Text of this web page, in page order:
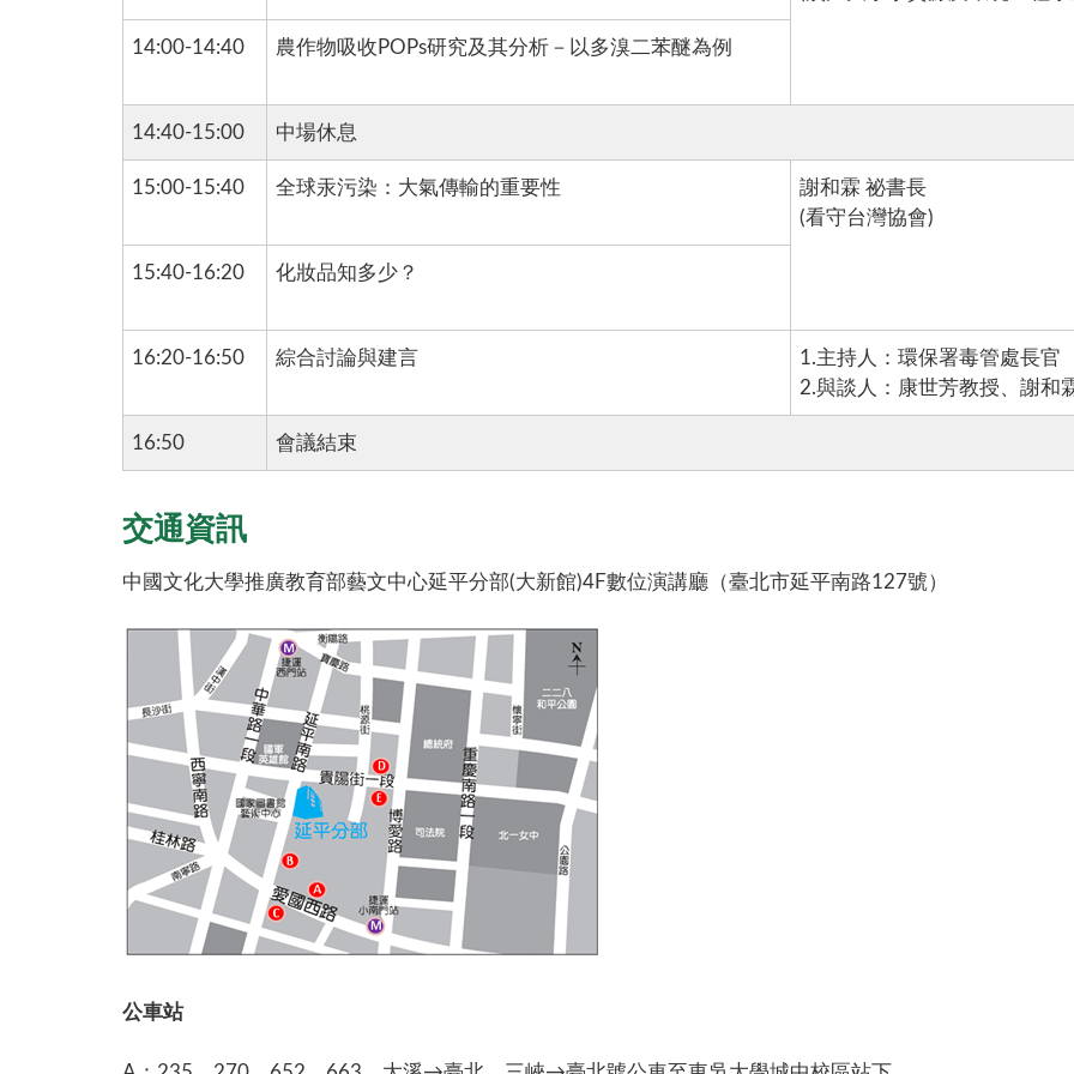
14:00-14:40 農作物吸收POPs研究及其分析－以多溴二苯醚為例
14:40-15:00 中場休息
15:00-15:40 全球汞污染：大氣傳輸的重要性
謝和霖 祕書長
(看守台灣協會)
15:40-16:20 化妝品知多少？
16:20-16:50 綜合討論與建言
1.主持人：環保署毒管處長官
2.與談人：康世芳教授、謝和
16:50 會議結束
交通資訊
中國文化大學推廣教育部藝文中心延平分部(大新館)4F數位演講廳（臺北市延平南路127號）
公車站